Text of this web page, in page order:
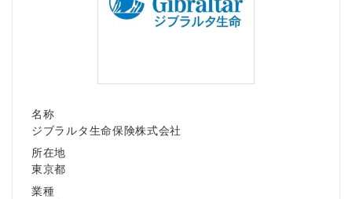
名称
ジブラルタ生命保険株式会社
所在地
東京都
業種